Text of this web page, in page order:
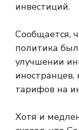
инвестиций.
Сообщается,
политика
улучшении
тарифов на
Хотя и